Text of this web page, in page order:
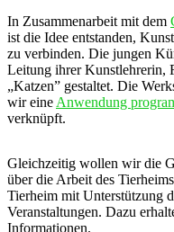
In Zusammenarbeit mit dem
ist die Idee entstanden,
zu verbinden. Die jungen
Leitung ihrer Kunstlehrerin,
„Katzen” gestaltet. Die
wir eine Anwendung
verknüpft.
Gleichzeitig wollen wir die
über die Arbeit des
Tierheim mit Unterstützung
Veranstaltungen. Dazu
Informationen.